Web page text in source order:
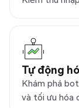
Tự động
Khám phá
và tối ưu hóa